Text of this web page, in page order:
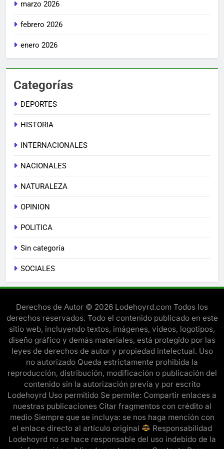
marzo 2026
febrero 2026
enero 2026
Categorías
DEPORTES
HISTORIA
INTERNACIONALES
NACIONALES
NATURALEZA
OPINION
POLITICA
Sin categoría
SOCIALES
Derechos de Autor © 2026 Lodehoyrd.com Todos los
derechos reservados. Todo el contenido publicado en este
sitio web, incluyendo textos, imágenes, videos, logotipos,
diseño gráfico y demás materiales, está protegido por las
leyes de derechos de autor y propiedad intelectual. Uso
no autorizado Queda estrictamente prohibida la
reproducción, distribución, modificación o publicación del
contenido sin la autorización previa y por escrito
Lodehoyrd Uso permitido Se permite: Compartir enlaces a
nuestras publicaciones Citar fragmentos con crédito al
medio Siempre que se incluya: se nos haga mención con
el enlace directo al artículo original
Responsabilidad
Lodehoyrd no se hace responsable del uso indebido de la